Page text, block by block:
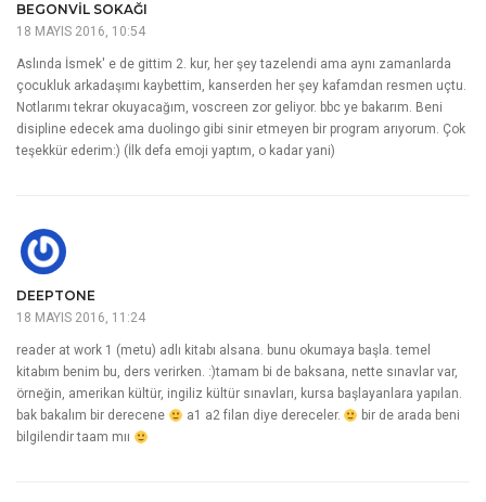
BEGONVIL SOKAĞI
18 MAYIS 2016, 10:54
Aslında İsmek' e de gittim 2. kur, her şey tazelendi ama aynı zamanlarda
çocukluk arkadaşımı kaybettim, kanserden her şey kafamdan resmen uçtu.
Notlarımı tekrar okuyacağım, voscreen zor geliyor. bbc ye bakarım. Beni
disipline edecek ama duolingo gibi sinir etmeyen bir program arıyorum. Çok
teşekkür ederim:) (İlk defa emoji yaptım, o kadar yani)
DEEPTONE
18 MAYIS 2016, 11:24
reader at work 1 (metu) adlı kitabı alsana. bunu okumaya başla. temel
kitabım benim bu, ders verirken. :)tamam bi de baksana, nette sınavlar var,
örneğin, amerikan kültür, ingiliz kültür sınavları, kursa başlayanlara yapılan.
bak bakalım bir derecene
a1 a2 filan diye dereceler.
bir de arada beni
bilgilendir taam mıı